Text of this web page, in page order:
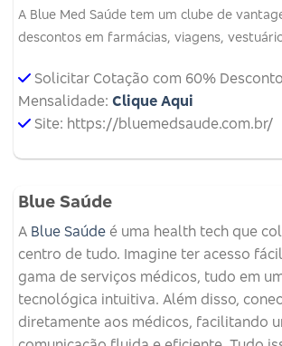
A Blue Med Saúde tem um clube de
descontos em farmácias, viagens,
Solicitar Cotação com 60% Desconto
Mensalidade: Clique Aqui
Site: https://bluemedsaude.com.br/
Blue Saúde
A Blue Saúde é uma health tech que
centro de tudo. Imagine ter acesso
gama de serviços médicos, tudo em
tecnológica intuitiva. Além disso,
diretamente aos médicos, facilitando